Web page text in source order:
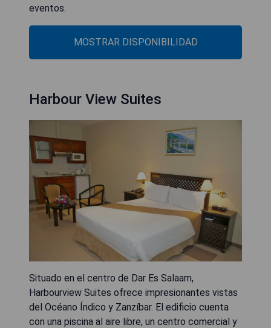
eventos.
MOSTRAR DISPONIBILIDAD
Harbour View Suites
Situado en el centro de Dar Es Salaam,
Harbourview Suites ofrece impresionantes vistas
del Océano Índico y Zanzíbar. El edificio cuenta
con una piscina al aire libre, un centro comercial y